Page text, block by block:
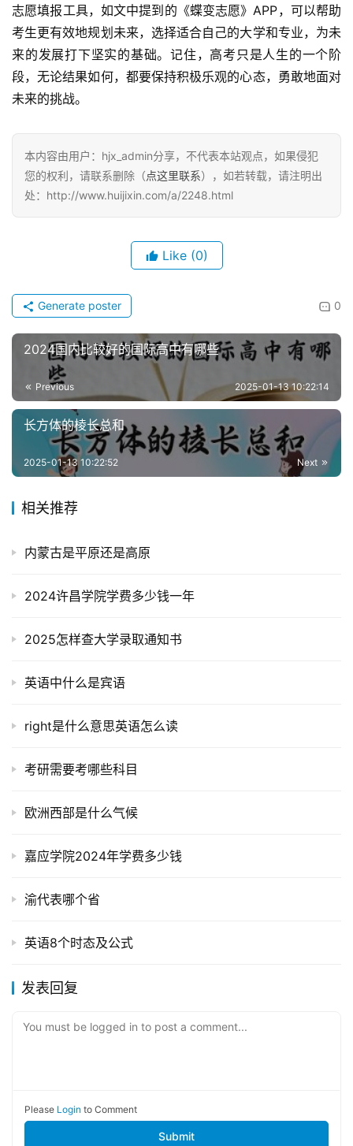
志愿填报工具，如文中提到的《蝶变志愿》APP，可以帮助
考生更有效地规划未来，选择适合自己的大学和专业，为未
来的发展打下坚实的基础。记住，高考只是人生的一个阶
段，无论结果如何，都要保持积极乐观的心态，勇敢地面对
未来的挑战。
本内容由用户：hjx_admin分享，不代表本站观点，如果侵犯
您的权利，请联系删除（点这里联系），如若转载，请注明出
处：http://www.huijixin.com/a/2248.html
Like (0)
0
Generate poster
2024国内比较好的国际高中有哪些
Previous 2025-01-13 10:22:14
长方体的棱长总和
Next
2025-01-13 10:22:52
相关推荐
内蒙古是平原还是高原
2024许昌学院学费多少钱一年
2025怎样查大学录取通知书
英语中什么是宾语
right是什么意思英语怎么读
考研需要考哪些科目
欧洲西部是什么气候
嘉应学院2024年学费多少钱
渝代表哪个省
英语8个时态及公式
发表回复
You must be logged in to post a comment...
Please Login to Comment
Submit